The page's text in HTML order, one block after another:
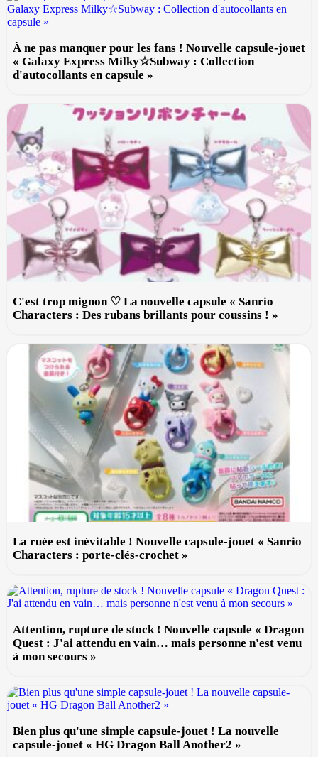
À ne pas manquer pour les fans ! Nouvelle capsule-jouet
« Galaxy Express Milky☆Subway : Collection
d'autocollants en capsule »
C'est trop mignon ♡ La nouvelle capsule « Sanrio
Characters : Des rubans brillants pour coussins ! »
La ruée est inévitable ! Nouvelle capsule-jouet « Sanrio
Characters : porte-clés-crochet »
Attention, rupture de stock ! Nouvelle capsule « Dragon
Quest : J'ai attendu en vain… mais personne n'est venu
à mon secours »
Bien plus qu'une simple capsule-jouet ! La nouvelle
capsule-jouet « HG Dragon Ball Another2 »